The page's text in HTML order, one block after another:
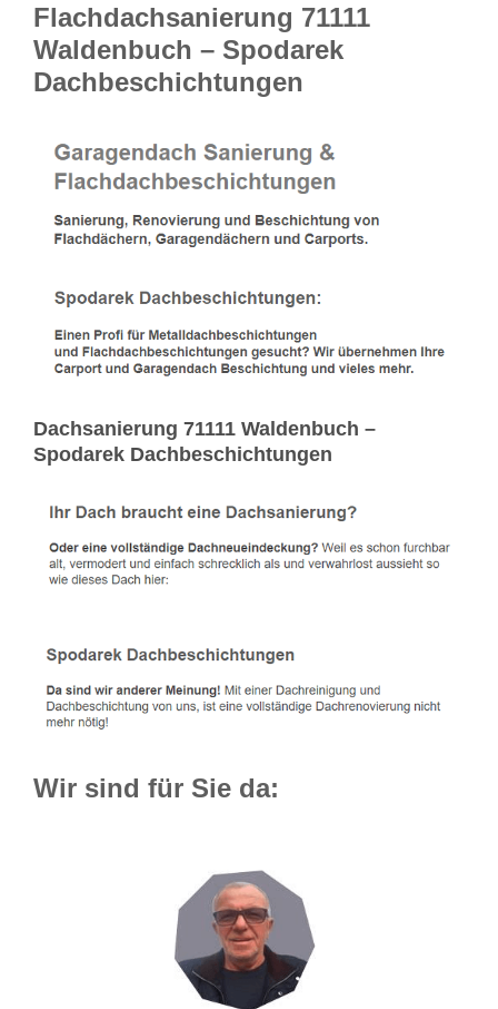
Flachdachsanierung 71111
Waldenbuch – Spodarek
Dachbeschichtungen
Dachsanierung 71111 Waldenbuch –
Spodarek Dachbeschichtungen
Wir sind für Sie da: